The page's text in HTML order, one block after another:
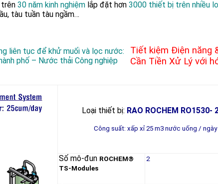
trên 30 năm kinh nghiệm lắp đặt hơn 3000 thiết bị trên nhiều
tàu tuần tàu ngầm…
liên tục để khử muối và lọc nước:
phố – Nước thải Công nghiệp
Tiết kiệm Điện năng
Cần Tiền Xử Lý với
Loại thiết bị: RAO ROCHEM RO1530‐
Công suất: xấp xỉ 25 m3 nước uống / ngày
Số mô-đun ROCHEM®
TS-Modules
2